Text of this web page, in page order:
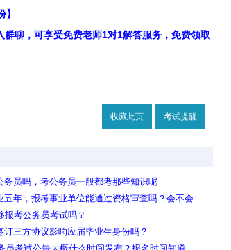
群聊，可享受免费老师1对1解答服务，免费领取
收藏此页 考试提醒
务员吗，考公务员一般都考那些知识呢
五年，报考事业单位能通过资格审查吗？会不会
报不上名啊？
报考公务员考试吗？
订三方协议影响应届毕业生身份吗？